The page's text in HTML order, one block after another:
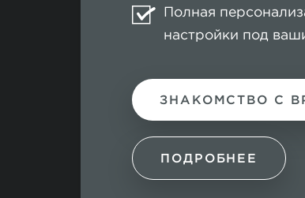
Полная
настройки под
ЗНАКОМСТВО С
ПОДРОБНЕЕ